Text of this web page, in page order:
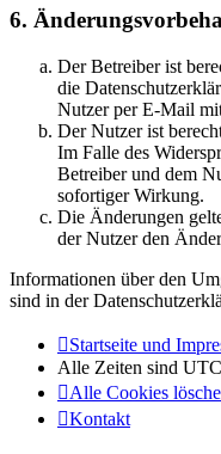
6.
Der Betreiber ist
die
Nutzer per E-Mail
Der Nutzer ist
Im Falle des
Betreiber und dem
sofortiger Wirkung.
Die Änderungen
der Nutzer den
Informationen über den
sind in der
Startseite und
Alle Zeiten sind
Alle Cookies
Kontakt